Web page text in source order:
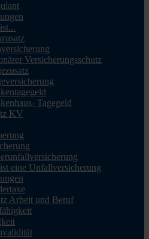
Versicherungsschutz
Tagegeld
KV
eine Unfallversicherung
Arbeit und Beruf